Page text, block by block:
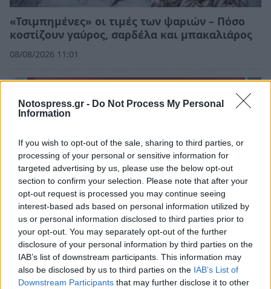
Notospress.gr - Do Not Process My Personal
Information
If you wish to opt-out of the sale, sharing to third parties, or
processing of your personal or sensitive information for
targeted advertising by us, please use the below opt-out
section to confirm your selection. Please note that after your
opt-out request is processed you may continue seeing
interest-based ads based on personal information utilized by
us or personal information disclosed to third parties prior to
your opt-out. You may separately opt-out of the further
disclosure of your personal information by third parties on the
IAB’s list of downstream participants. This information may
also be disclosed by us to third parties on the IAB’s List of
Downstream Participants that may further disclose it to other
«Τσιμπημένες» οι τιμές των ψαριών – Πόσο
κοστίζουν γαύρος, σαρδέλα και μπακαλιάρος
08/08/2026 11:01
Σπάρτη: EYECONIK με σημαντικές εκπτώσεις
στην «Ανοικτή πόλη» και τη «Λευκή νύκτα»
07/08/2026 10:53